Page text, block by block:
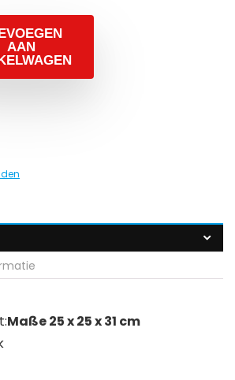
AAN
Maße 25 x 25 x 31 cm